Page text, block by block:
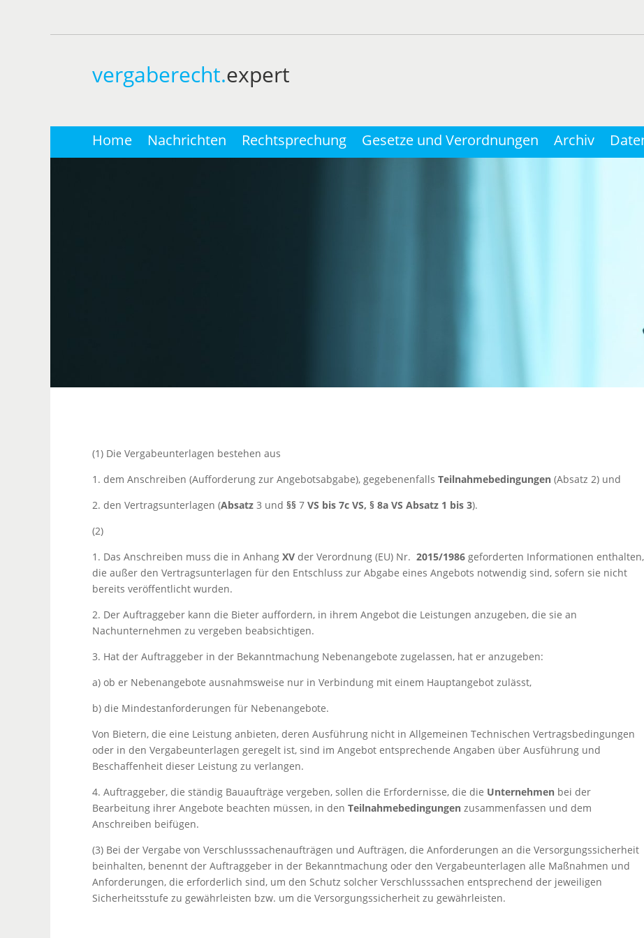
vergaberecht.expert
Home Nachrichten Rechtsprechung Gesetze und Verordnungen Archiv
(1) Die Vergabeunterlagen bestehen aus
1. dem Anschreiben (Aufforderung zur Angebotsabgabe), gegebenenfalls Teilnahmebedingungen (Absatz 2) und
2. den Vertragsunterlagen (Absatz 3 und §§ 7 VS bis 7c VS, § 8a VS Absatz 1 bis 3).
(2)
1. Das Anschreiben muss die in Anhang XV der Verordnung (EU) Nr. 2015/1986 geforderten Informationen enthalten,
die außer den Vertragsunterlagen für den Entschluss zur Abgabe eines Angebots notwendig sind, sofern sie nicht
bereits veröffentlicht wurden.
2. Der Auftraggeber kann die Bieter auffordern, in ihrem Angebot die Leistungen anzugeben, die sie an
Nachunternehmen zu vergeben beabsichtigen.
3. Hat der Auftraggeber in der Bekanntmachung Nebenangebote zugelassen, hat er anzugeben:
a) ob er Nebenangebote ausnahmsweise nur in Verbindung mit einem Hauptangebot zulässt,
b) die Mindestanforderungen für Nebenangebote.
Von Bietern, die eine Leistung anbieten, deren Ausführung nicht in Allgemeinen Technischen Vertragsbedingungen
oder in den Vergabeunterlagen geregelt ist, sind im Angebot entsprechende Angaben über Ausführung und
Beschaffenheit dieser Leistung zu verlangen.
4. Auftraggeber, die ständig Bauaufträge vergeben, sollen die Erfordernisse, die die Unternehmen bei der
Bearbeitung ihrer Angebote beachten müssen, in den Teilnahmebedingungen zusammenfassen und dem
Anschreiben beifügen.
(3) Bei der Vergabe von Verschlusssachenaufträgen und Aufträgen, die Anforderungen an die Versorgungssicherheit
beinhalten, benennt der Auftraggeber in der Bekanntmachung oder den Vergabeunterlagen alle Maßnahmen und
Anforderungen, die erforderlich sind, um den Schutz solcher Verschlusssachen entsprechend der jeweiligen
Sicherheitsstufe zu gewährleisten bzw. um die Versorgungssicherheit zu gewährleisten.